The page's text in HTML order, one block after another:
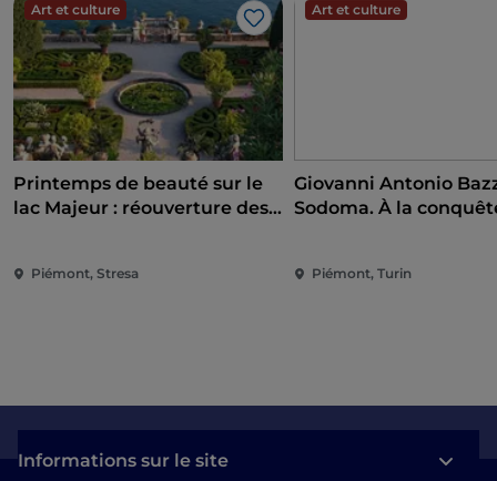
Art et culture
J’aime
Printemps de beauté sur le
lac Majeur : réouverture des
Piémont, Stresa
Art et culture
Giovanni Antonio
Sodoma. À la
Piémont, Turin
Informations sur le site